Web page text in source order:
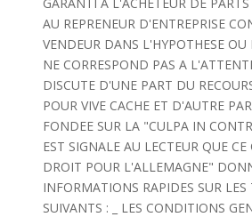
AU REPRENEUR D'ENTREPRISE
VENDEUR DANS L'HYPOTHESE OU
NE CORRESPOND PAS A
DISCUTE D'UNE PART DU
POUR VIVE CACHE ET D'AUTRE
FONDEE SUR LA "CULPA IN
EST SIGNALE AU LECTEUR QUE CE
DROIT POUR L'ALLEMAGNE"
INFORMATIONS RAPIDES SUR LES
SUIVANTS : _ LES CONDITIONS